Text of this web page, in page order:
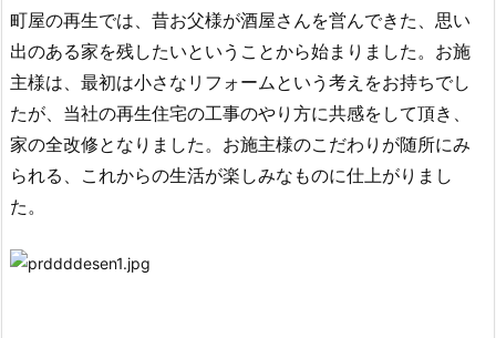
町屋の再生では、昔お父様が酒屋さんを営んできた、思い
出のある家を残したいということから始まりました。お施
主様は、 最初は小さな リフォーム という考えをお持ちでし
たが、当社の再生住宅の工事のやり方に共感をして頂き、
家の全改修となりました。お施主様のこだわりが随所にみ
られる、これからの生活が楽しみなものに仕上がりまし
た。